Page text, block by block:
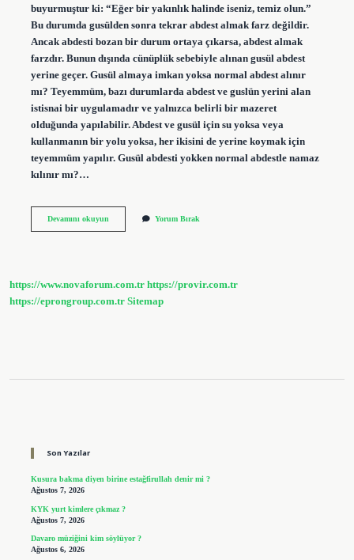
buyurmuştur ki: “Eğer bir yakınlık halinde iseniz, temiz olun.”
Bu durumda gusülden sonra tekrar abdest almak farz değildir.
Ancak abdesti bozan bir durum ortaya çıkarsa, abdest almak
farzdır. Bunun dışında cünüplük sebebiyle alınan gusül abdest
yerine geçer. Gusül almaya imkan yoksa normal abdest alınır
mı? Teyemmüm, bazı durumlarda abdest ve guslün yerini alan
istisnai bir uygulamadır ve yalnızca belirli bir mazeret
olduğunda yapılabilir. Abdest ve gusül için su yoksa veya
kullanmanın bir yolu yoksa, her ikisini de yerine koymak için
teyemmüm yapılır. Gusül abdesti yokken normal abdestle namaz
kılınır mı?…
Devamını okuyunGusül
Mı
Yorum Bırak
https://www.novaforum.com.tr https://provir.com.tr
https://eprongroup.com.tr Sitemap
Son Yazılar
Kusura bakma diyen birine estağfirullah denir mi ?
Ağustos 7, 2026
KYK yurt kimlere çıkmaz ?
Ağustos 7, 2026
Davaro müziğini kim söylüyor ?
Ağustos 6, 2026